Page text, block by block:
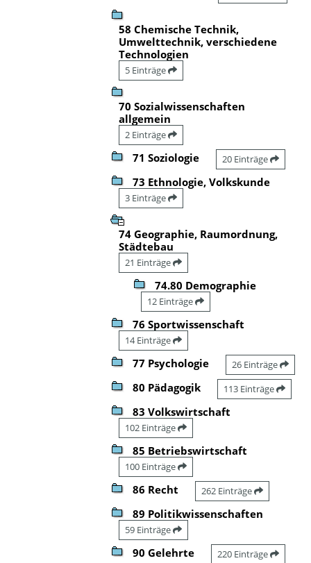
58 Chemische Technik,
Umwelttechnik, verschiedene
Technologien
5 Einträge
70 Sozialwissenschaften
allgemein
2 Einträge
71 Soziologie 20 Einträge
73 Ethnologie, Volkskunde
3 Einträge
74 Geographie, Raumordnung,
Städtebau
21 Einträge
74.80 Demographie
12 Einträge
76 Sportwissenschaft
14 Einträge
77 Psychologie 26 Einträge
80 Pädagogik 113 Einträge
83 Volkswirtschaft
102 Einträge
85 Betriebswirtschaft
100 Einträge
86 Recht 262 Einträge
89 Politikwissenschaften
59 Einträge
90 Gelehrte 220 Einträge